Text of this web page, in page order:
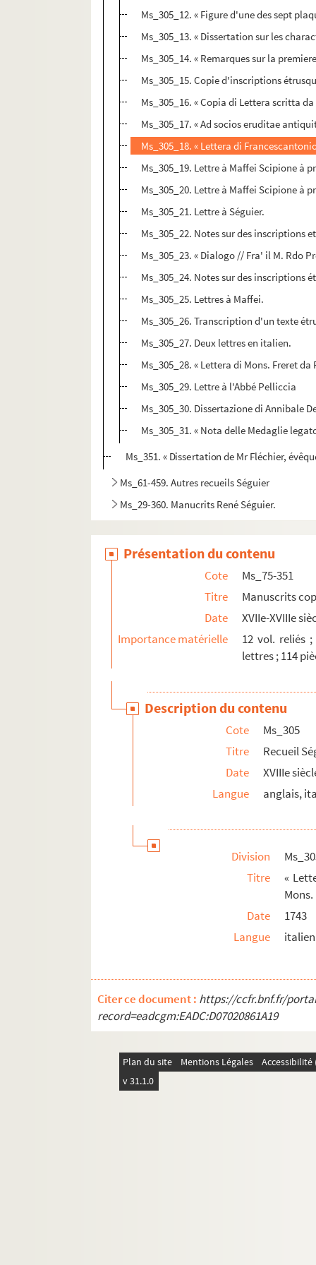
Ms_305_12. « Figure d'une des sept
Ms_305_13. « Dissertation sur les
Ms_305_14. « Remarques sur la
Ms_305_15. Copie d'inscriptions
Ms_305_16. « Copia di Lettera scritta
Ms_305_17. « Ad socios eruditae
Ms_305_18. « Lettera di
Ms_305_19. Lettre à Maffei Scipione à
Ms_305_20. Lettre à Maffei Scipione à
Ms_305_21. Lettre à Séguier.
Ms_305_22. Notes sur des inscriptions
Ms_305_23. « Dialogo // Fra' il M. Rdo
Ms_305_24. Notes sur des inscriptions
Ms_305_25. Lettres à Maffei.
Ms_305_26. Transcription d'un texte
Ms_305_27. Deux lettres en italien.
Ms_305_28. « Lettera di Mons. Freret da
Ms_305_29. Lettre à l'Abbé Pelliccia
Ms_305_30. Dissertazione di Annibale
Ms_305_31. « Nota delle Medaglie
Ms_351. « Dissertation de Mr Fléchier,
Ms_61-459. Autres recueils Séguier
Ms_29-360. Manucrits René Séguier.
Présentation du contenu
Cote
Ms_75-351
Titre
Manuscrits
Date
XVIIe-XVIIIe
Importance matérielle
12 vol. reliés
lettres ; 114
Description du contenu
Cote
Ms_305
Titre
Recueil
Date
XVIIIe
Langue
anglais,
Division
Titre
«
Date
1743
Langue
italien
Citer ce document : https://ccfr.bnf.fr/
record=eadcgm:EADC:D07020861A19
Plan du site Mentions Légales
v 31.1.0